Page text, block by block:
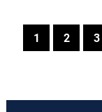
1 2 3